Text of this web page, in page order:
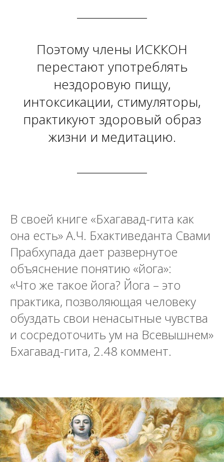
Поэтому члены ИСККОН
перестают употреблять
нездоровую пищу,
интоксикации, стимуляторы,
практикуют здоровый образ
жизни и медитацию.
В своей книге «Бхагавад-гита как
она есть» А.Ч. Бхактиведанта Свами
Прабхупада дает развернутое
объяснение понятию «йога»:
«Что же такое йога? Йога – это
практика, позволяющая человеку
обуздать свои ненасытные чувства
и сосредоточить ум на Всевышнем»
Бхагавад-гита, 2.48 коммент.